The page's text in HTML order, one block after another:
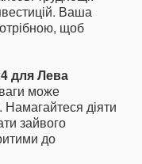
Ваша
щоб
для Лева
може
Намагайтеся діяти
зайвого
до